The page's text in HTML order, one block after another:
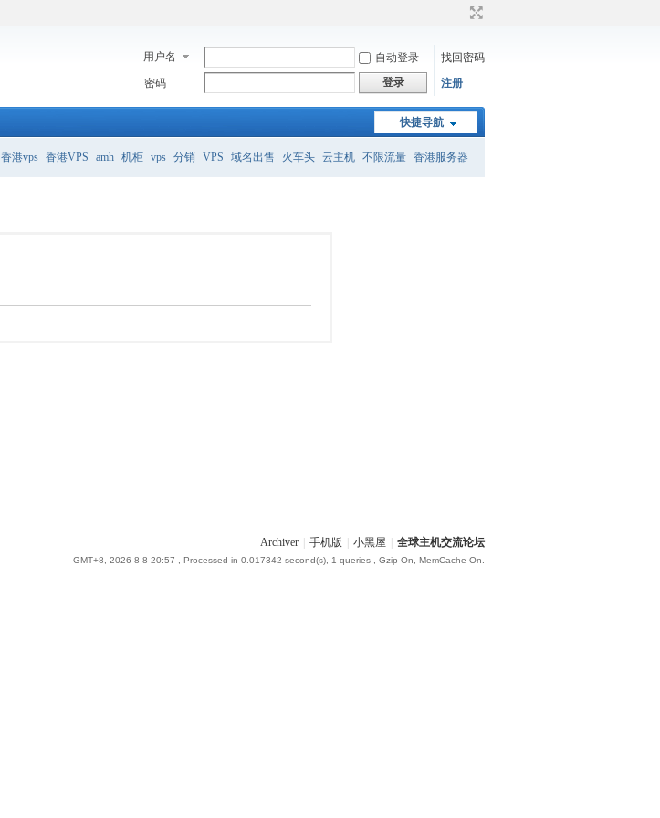
用户名 自动登录
找回密码
密码
登录 注册
快捷导航
香港vps 香港VPS amh 机柜 vps 分销 VPS 域名出售 火车头 云主机 不限流量 香港服务器
Archiver 手机版 小黑屋 全球主机交流论坛
GMT+8, 2026-8-8 20:57 , Processed in 0.017342 second(s), 1 queries , Gzip On, MemCache On.